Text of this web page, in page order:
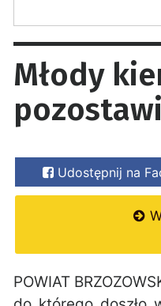
Młody
Udostępnij na
POWIAT